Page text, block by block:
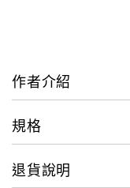
文章、攝影、美
珍貴可流傳，全書
作者介紹
規格
退貨說明